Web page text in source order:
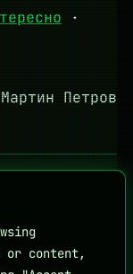
or content,
·
Петров